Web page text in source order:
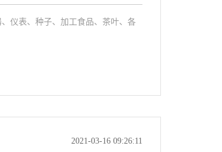
仪表、种子、加工食品、茶叶、各
2021-03-16 09:26:11